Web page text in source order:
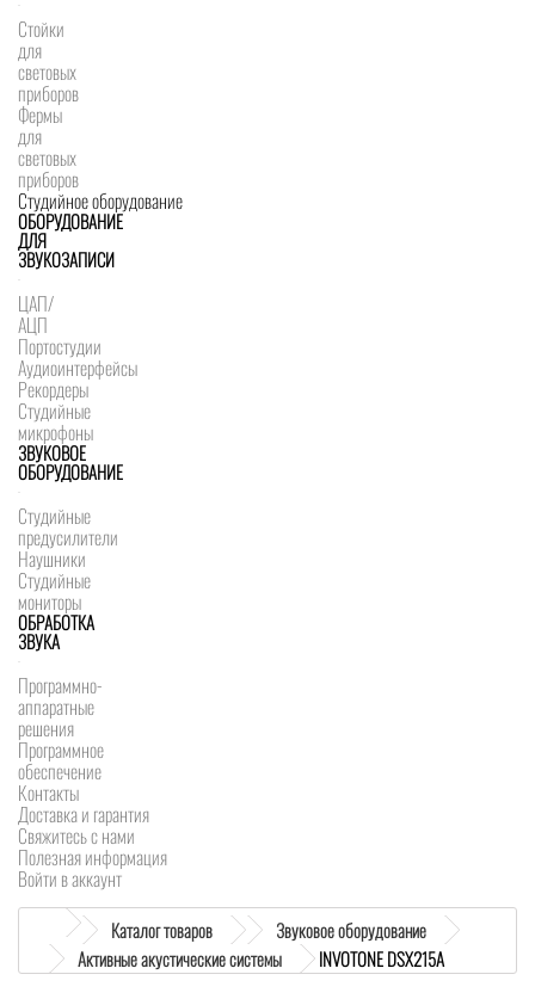
Стойки
для
световых
приборов
Фермы
для
световых
приборов
Студийное оборудование
ОБОРУДОВАНИЕ
ДЛЯ
ЗВУКОЗАПИСИ
ЦАП/
АЦП
Портостудии
Аудиоинтерфейсы
Рекордеры
Студийные
микрофоны
ЗВУКОВОЕ
ОБОРУДОВАНИЕ
Студийные
предусилители
Наушники
Студийные
мониторы
ОБРАБОТКА
ЗВУКА
Программно-
аппаратные
решения
Программное
обеспечение
Контакты
Доставка и гарантия
Свяжитесь с нами
Полезная информация
Войти в аккаунт
Каталог товаров
Звуковое оборудование
Активные акустические системы
INVOTONE DSX215A